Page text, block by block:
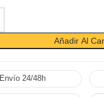
Añadir Al
Envío 24/48h